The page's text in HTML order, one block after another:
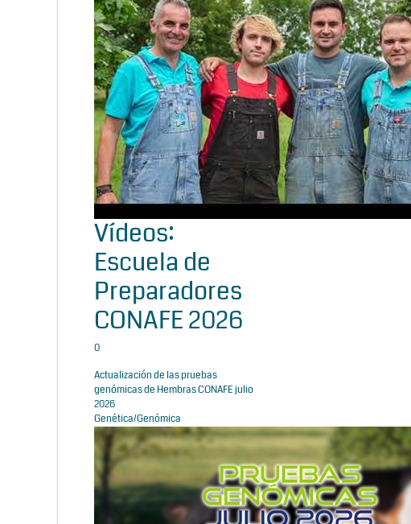
Vídeos:
Escuela de
Preparadores
CONAFE 2026
0
Actualización de las pruebas
genómicas de Hembras CONAFE julio
2026
Genética/Genómica